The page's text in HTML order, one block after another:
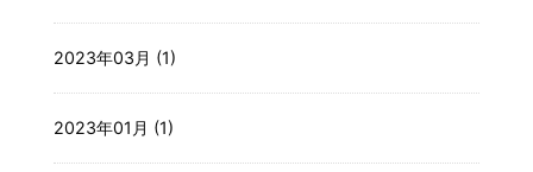
2023年03月 (1)
2023年01月 (1)